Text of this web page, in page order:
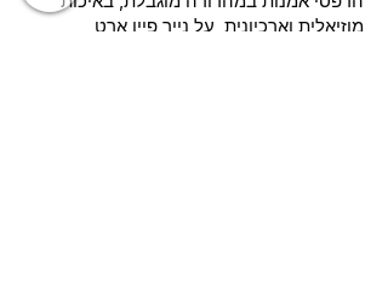
מוזיאלית וארכיונית, על נייר פיין ארט